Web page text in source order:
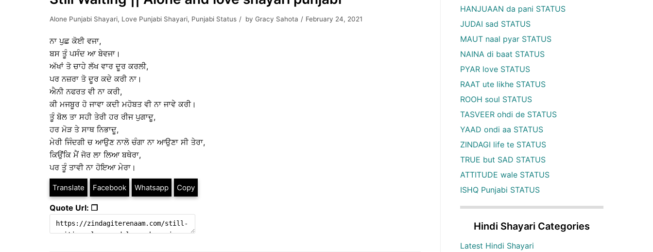
Alone Punjabi Shayari, Love Punjabi Shayari, Punjabi Status by Gracy Sahota February 24, 2021
ਨਾ ਪੁਛ ਕੋਈ ਵਜਾ,
ਬਸ ਤੂੰ ਪਸੰਦ ਆ ਬੇਵਜਾ।
ਅੱਖਾਂ ਤੋ ਚਾਹੇ ਲੱਖ ਵਾਰ ਦੂਰ ਕਰਲੀ,
ਪਰ ਨਜ਼ਰਾ ਤੋ ਦੂਰ ਕਦੇ ਕਰੀ ਨਾ।
ਐਨੀ ਨਫਰਤ ਵੀ ਨਾ ਕਰੀ,
ਕੀ ਮਜਬੂਰ ਹੋ ਜਾਵਾ ਕਦੀ ਮਹੋਬਤ ਵੀ ਨਾ ਜਾਵੇ ਕਰੀ।
ਤੂੰ ਬੋਲ ਤਾ ਸਹੀ ਤੇਰੀ ਹਰ ਰੀਜ ਪੁਗਾਦੂ,
ਹਰ ਮੋੜ ਤੇ ਸਾਥ ਨਿਭਾਦੂ,
ਮੇਰੀ ਜਿੰਦਗੀ ਚ ਆਉਣ ਨਾਲੋ ਚੰਗਾ ਨਾ ਆਉਣਾ ਸੀ ਤੇਰਾ,
ਕਿਉਂਕਿ ਮੈਂ ਜੋਰ ਲਾ ਲਿਆ ਬਥੇਰਾ,
ਪਰ ਤੂੰ ਤਾਵੀ ਨਾ ਹੋਇਆ ਮੇਰਾ।
Translate Facebook Whatsapp Copy
Quote Url: ❐
HANJUAAN da pani STATUS
JUDAI sad STATUS
MAUT naal pyar STATUS
NAINA di baat STATUS
PYAR love STATUS
RAAT ute likhe STATUS
ROOH soul STATUS
TASVEER ohdi de STATUS
YAAD ondi aa STATUS
ZINDAGI life te STATUS
TRUE but SAD STATUS
ATTITUDE wale STATUS
ISHQ Punjabi STATUS
Hindi Shayari Categories
Latest Hindi Shayari